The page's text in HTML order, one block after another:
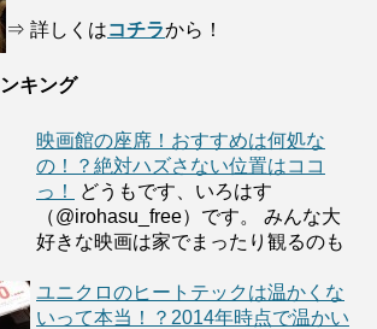
⇒ 詳しくはコチラから！
キング
映画館の座席！おすすめは何処な
の！？絶対ハズさない位置はココ
っ！
どうもです、いろはす
（@irohasu_free）です。 みんな大
好きな映画は家でまったり観るのも
ユニクロのヒートテックは温かくな
いって本当！？2014年時点で温かい